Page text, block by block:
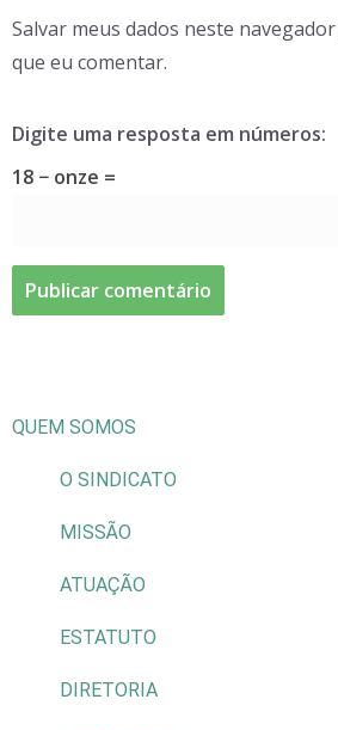
Salvar meus dados neste
que eu comentar.
Digite uma resposta em números:
18 − onze =
QUEM SOMOS
O SINDICATO
MISSÃO
ATUAÇÃO
ESTATUTO
DIRETORIA